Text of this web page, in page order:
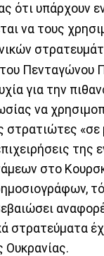
ότι υπάρχουν
να τους
Πενταγώνου
για την
να
στρατιώτες «σε
της
στο
στρατεύματα
Ουκρανίας.